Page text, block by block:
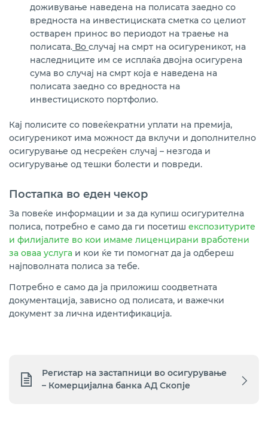
доживување наведена на полисата заедно со
вредноста на инвестициската сметка со целиот
остварен принос во периодот на траење на
полисата. Во случај на смрт на осигуреникот, на
наследниците им се исплаќа двојна осигурена
сума во случај на смрт која е наведена на
полисата заедно со вредноста на
инвестициското портфолио.
Кај полисите со повеќекратни уплати на премија,
осигуреникот има можност да вклучи и дополнително
осигурување од несреќен случај – незгода и
осигурување од тешки болести и повреди.
Постапка во еден чекор
За повеќе информации и за да купиш осигурителна
полиса, потребно е само да ги посетиш експозитурите
и филијалите во кои имаме лиценцирани вработени
за оваа услуга и кои ќе ти помогнат да ја одбереш
најповолната полиса за тебе.
Потребно е само да ја приложиш соодветната
документација, зависно од полисата, и важечки
документ за лична идентификација.
Регистар на застапници во осигурување
– Комерцијална банка АД Скопје